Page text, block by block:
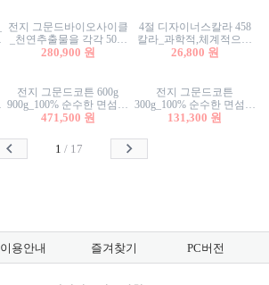
전지 그문드바이오사이클
_천연추출물을 각각 50%
이상 함유한 친환경그래
280,900 원
4절 디자이너스칼라 458
칼라_과학적,체계적으로
분류된 200색을 갖춘 색지
26,800 원
전지 그문드코튼 600g
900g_100% 순수한 면섬유
로 만든 친환경프리미엄
471,500 원
전지 그문드코튼
300g_100% 순수한 면섬유
로 만든 친환경프리미엄
131,300 원
1 / 17
이용안내 즐겨찾기 PC버전